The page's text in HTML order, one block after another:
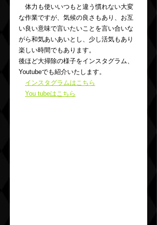
体力も使いいつもと違う慣れない大変
な作業ですが、気候の良さもあり、お互
い良い意味で言いたいことを言い合いな
がら和気あいあいとし、少し活気もあり
楽しい時間でもあります。
後ほど大掃除の様子をインスタグラム、
Youtubeでも紹介いたします。
インスタグラムはこちら
You tubeはこちら